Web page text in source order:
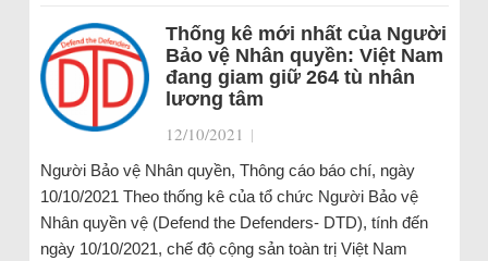
Thống kê mới nhất của Người
Bảo vệ Nhân quyền: Việt Nam
đang giam giữ 264 tù nhân
lương tâm
12/10/2021 |
Người Bảo vệ Nhân quyền, Thông cáo báo chí, ngày
10/10/2021 Theo thống kê của tổ chức Người Bảo vệ
Nhân quyền vệ (Defend the Defenders- DTD), tính đến
ngày 10/10/2021, chế độ cộng sản toàn trị Việt Nam